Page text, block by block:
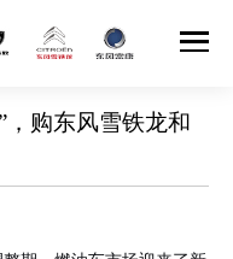
，购东风雪铁龙和